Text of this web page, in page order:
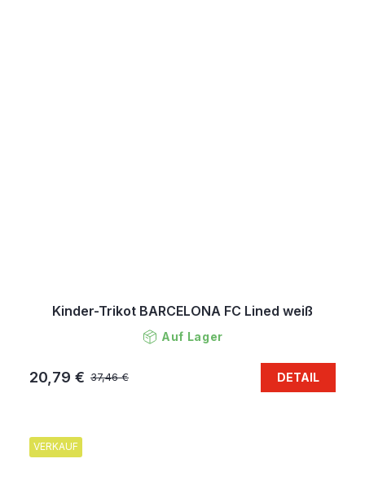
Kinder-Trikot BARCELONA FC Lined weiß
Auf Lager
37,46 €
20,79 € DETAIL
VERKAUF